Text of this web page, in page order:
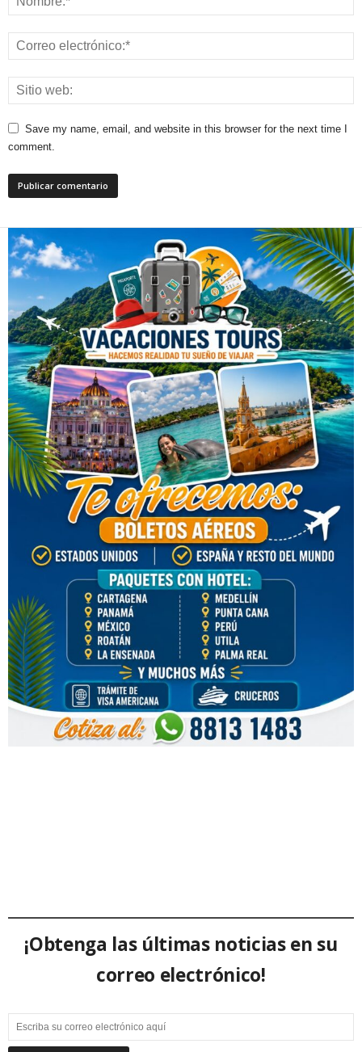
Save my name, email, and website in this browser for the next time I
comment.
¡Obtenga las últimas noticias en su
correo electrónico!